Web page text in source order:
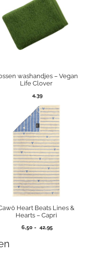
washandjes – Vegan
Life Clover
4,39
Heart Beats Lines &
Hearts – Capri
6,50 - 42,95Prijsklasse: